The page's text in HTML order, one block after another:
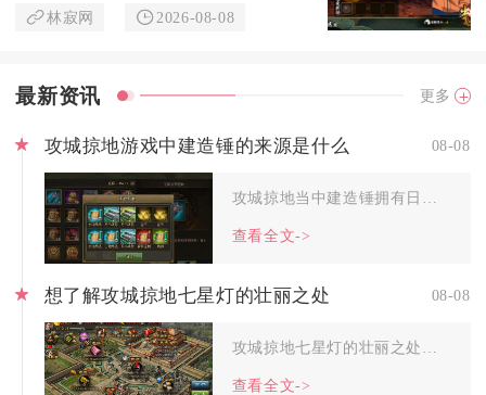
林寂网 2026-08-08
最新资讯 更多
攻城掠地游戏中建造锤的来源是什么 08-08
攻城掠地当中建造锤拥有日常常驻产出、限时活动奖励、集市与商城...
查看全文->
想了解攻城掠地七星灯的壮丽之处 08-08
攻城掠地七星灯的壮丽之处分为视觉建模、战略价值、活动叙事三重...
查看全文->